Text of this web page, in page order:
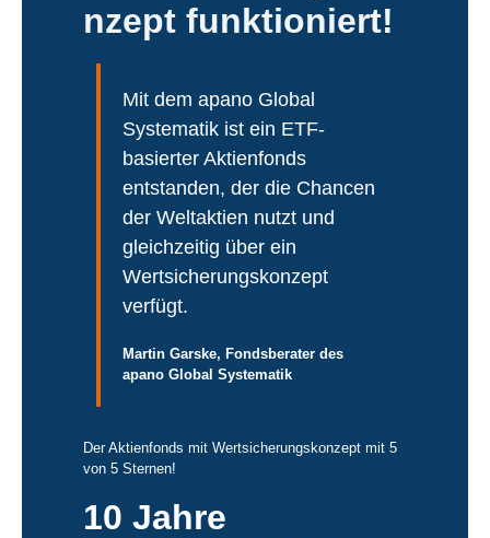
nzept funktioniert!
Mit dem apano Global
Systematik ist ein ETF-
basierter Aktienfonds
entstanden, der die Chancen
der Weltaktien nutzt und
gleichzeitig über ein
Wertsicherungskonzept
verfügt.
Martin Garske, Fondsberater des
apano Global Systematik
Der Aktienfonds mit Wertsicherungskonzept mit 5
von 5 Sternen!
10 Jahre